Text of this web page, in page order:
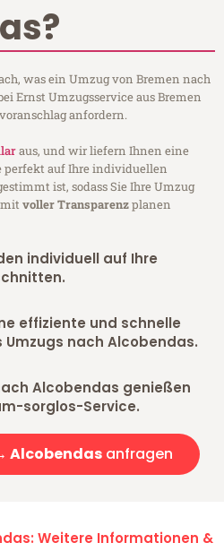
was ein Umzug von Bremen nach
Ernst Umzugsservice aus Bremen
anfordern.
aus, und wir liefern Ihnen eine
perfekt auf Ihre individuellen
ist, sodass Sie Ihre Umzug
mitvoller Transparenzplanen
individuell auf Ihre
effiziente und schnelle
nach Alcobendas.
Alcobendas genießen
sorglos-Service.
Alcobendas anfragen
Weitere Informationen &